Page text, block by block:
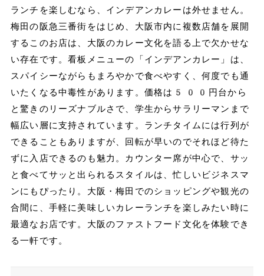
ランチを楽しむなら、インデアンカレーは外せません。
梅田の阪急三番街をはじめ、大阪市内に複数店舗を展開
するこのお店は、大阪のカレー文化を語る上で欠かせな
い存在です。看板メニューの「インデアンカレー」は、
スパイシーながらもまろやかで食べやすく、何度でも通
いたくなる中毒性があります。価格は500円台から
と驚きのリーズナブルさで、学生からサラリーマンまで
幅広い層に支持されています。ランチタイムには行列が
できることもありますが、回転が早いのでそれほど待た
ずに入店できるのも魅力。カウンター席が中心で、サッ
と食べてサッと出られるスタイルは、忙しいビジネスマ
ンにもぴったり。大阪・梅田でのショッピングや観光の
合間に、手軽に美味しいカレーランチを楽しみたい時に
最適なお店です。大阪のファストフード文化を体験でき
る一軒です。